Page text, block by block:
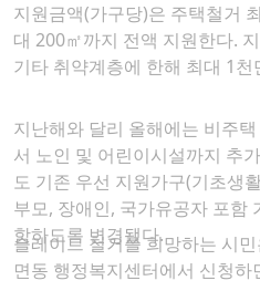
지원금액(가구당)은 주택철거
대 200㎡까지 전액 지원한다.
기타 취약계층에 한해 최대 1
지난해와 달리 올해에는 비주
서 노인 및 어린이시설까지 추
도 기존 우선 지원가구(기초생
부모, 장애인, 국가유공자 포함
함하도록 변경됐다.
슬레이트 철거를 희망하는 시
면동 행정복지센터에서 신청하